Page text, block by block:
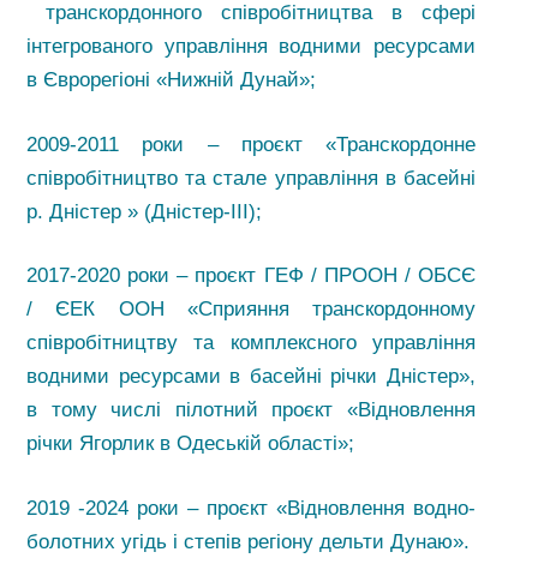
транскордонного співробітництва в сфері
інтегрованого управління водними ресурсами
в Єврорегіоні «Нижній Дунай»;
2009-2011 роки – проєкт «Транскордонне
співробітництво та стале управління в басейні
р. Дністер » (Дністер-IІІ);
2017-2020 роки – проєкт ГЕФ / ПРООН / ОБСЄ
/ ЄЕК ООН «Сприяння транскордонному
співробітництву та комплексного управління
водними ресурсами в басейні річки Дністер»,
в тому числі пілотний проєкт «Відновлення
річки Ягорлик в Одеській області»;
2019 -2024 роки – проєкт «Відновлення водно-
болотних угідь і степів регіону дельти Дунаю».